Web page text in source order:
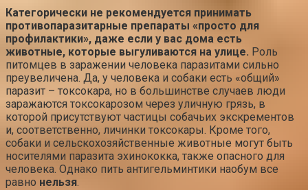
Категорически не рекомендуется принимать
противопаразитарные препараты «просто для
профилактики», даже если у вас дома есть
животные, которые выгуливаются на улице. Роль
питомцев в заражении человека паразитами сильно
преувеличена. Да, у человека и собаки есть «общий»
паразит – токсокара, но в большинстве случаев люди
заражаются токсокарозом через уличную грязь, в
которой присутствуют частицы собачьих экскрементов
и, соответственно, личинки токсокары. Кроме того,
собаки и сельскохозяйственные животные могут быть
носителями паразита эхинококка, также опасного для
человека. Однако пить антигельминтики наобум все
равно нельзя.